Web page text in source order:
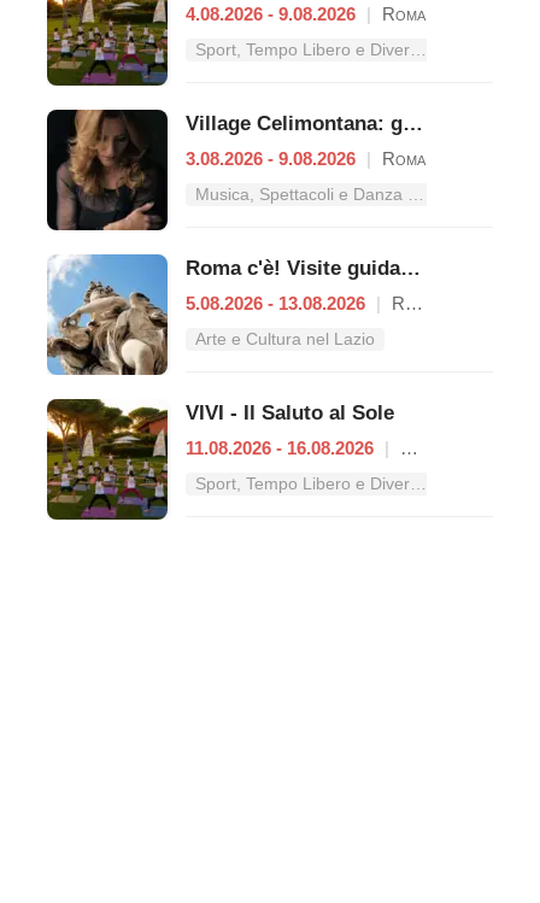
4.08.2026 - 9.08.2026 | Roma
Village Celimontana: gli appuntamenti dal 3 al 9 agosto
3.08.2026 - 9.08.2026 | Roma
Roma c'è! Visite guidate (anche per bambini) dal 5 al 13 agosto 2026
5.08.2026 - 13.08.2026 | Roma
Arte e Cultura nel Lazio
VIVI - Il Saluto al Sole
11.08.2026 - 16.08.2026 |